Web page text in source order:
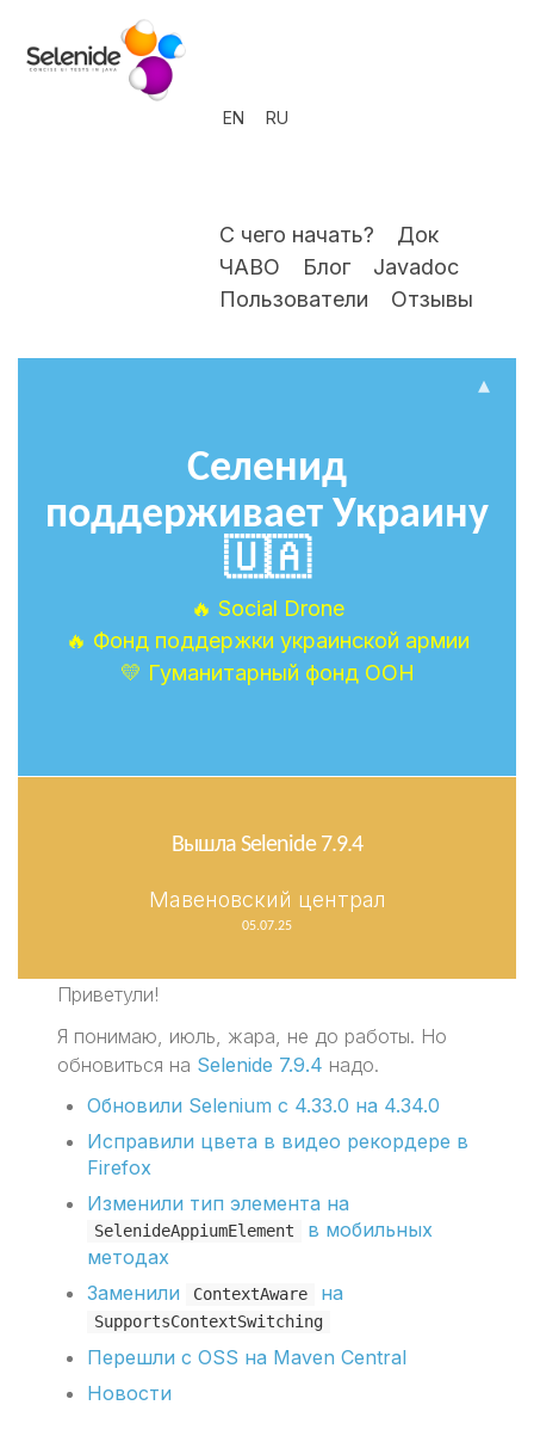
EN RU
С чего начать?
Док
ЧАВО
Блог
Javadoc
Пользователи
Отзывы
▴
Селенид
поддерживает Украину
🇺🇦
🔥 Social Drone
🔥 Фонд поддержки украинской армии
💛 Гуманитарный фонд ООН
Вышла Selenide 7.9.4
Мавеновский централ
05.07.25
Приветули!
Я понимаю, июль, жара, не до работы. Но
обновиться на Selenide 7.9.4 надо.
Обновили Selenium с 4.33.0 на 4.34.0
Исправили цвета в видео рекордере в
Firefox
Изменили тип элемента на
SelenideAppiumElement
в мобильных
методах
Заменили
ContextAware на
SupportsContextSwitching
Перешли с OSS на Maven Central
Новости